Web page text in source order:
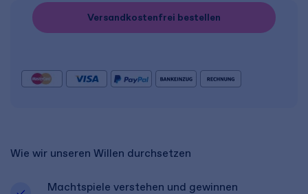
Wie wir unseren Willen durchsetzen
Machtspiele verstehen und gewinnen
Versandkostenfrei bestellen